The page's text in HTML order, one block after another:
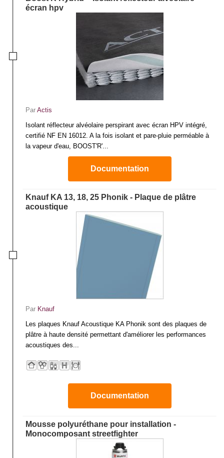
Pour réaliser l’ensemble des travaux d’isolation acoustiques nécessaires
pour un habitat, vous trouverez ci-après des matériaux de qualité dédiés à
écran hpv
Par Actis
Isolant réflecteur alvéolaire perspirant avec écran HPV intégré,
certifié NF EN 16012. A la fois isolant et pare-pluie perméable à
la vapeur d'eau, BOOST'R'...
Documentation
Knauf KA 13, 18, 25 Phonik - Plaque de plâtre
acoustique
Par Knauf
Les plaques Knauf Acoustique KA Phonik sont des plaques de
plâtre à haute densité permettant d'améliorer les performances
acoustiques des...
Documentation
Mousse polyuréthane pour installation -
Monocomposant streetfighter